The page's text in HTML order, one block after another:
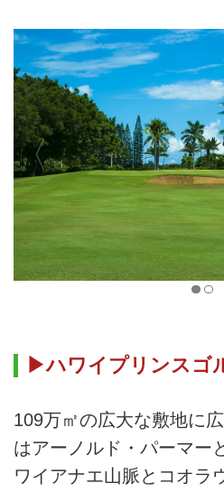
▶ハワイプリンスゴ
109万㎡の広大な敷地に
はアーノルド・パーマー
ワイアナエ山脈とコオラ